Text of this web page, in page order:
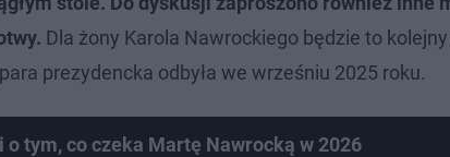
Dla żony Karola Nawrockiego będzie to
prezydencka odbyła we wrześniu 2025 roku.
tym, co czeka Martę Nawrocką w 2026